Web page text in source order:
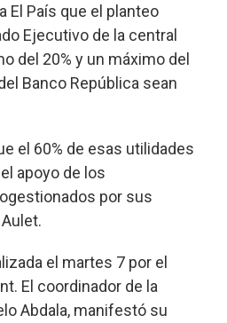
El País que el planteo
Ejecutivo de la central
del 20% y un máximo del
Banco República sean
el 60% de esas utilidades
apoyo de los
por sus
el martes 7 por el
El coordinador de la
Abdala, manifestó su